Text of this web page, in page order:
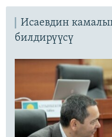
Исаевдин
билдирүүсү